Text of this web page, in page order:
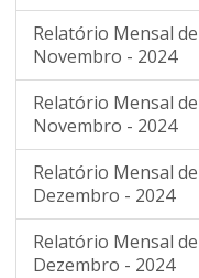
Relatório Mensal
Novembro - 2024
Relatório Mensal
Novembro - 2024
Relatório Mensal
Dezembro - 2024
Relatório Mensal
Dezembro - 2024